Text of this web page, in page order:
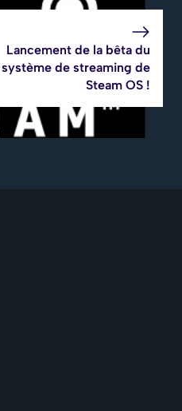
Lancement de la bêta du
système de streaming de
Steam OS !